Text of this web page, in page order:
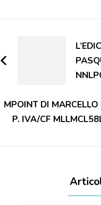
MPOINT DI MARCELLO
P. IVA/CF